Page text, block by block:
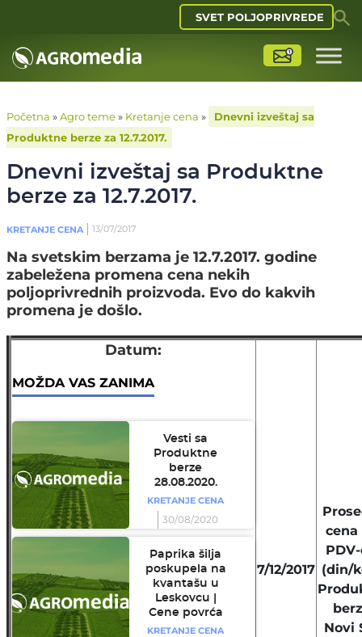
SVET POLJOPRIVREDE
Početna »Agro teme» Kretanje cena »
Dnevni izveštaj sa
Produktne berze za 12.7.2017.
Dnevni izveštaj sa Produktne
berze za 12.7.2017.
KRETANJE CENA 13/07/2017
Na svetskim berzama je 12.7.2017. godine
zabeležena promena cena nekih
poljoprivrednih proizvoda. Evo do kakvih
promena je došlo.
Datum:
MOŽDA VAS ZANIMA
Vesti sa
Produktne
berze
28.08.2020.
KRETANJE CENA
30/08/2020
Paprika šilja
poskupela na
kvantašu u
Leskovcu |
Cene povrća
KRETANJE CENA
7/12/2017 (din/
Novi